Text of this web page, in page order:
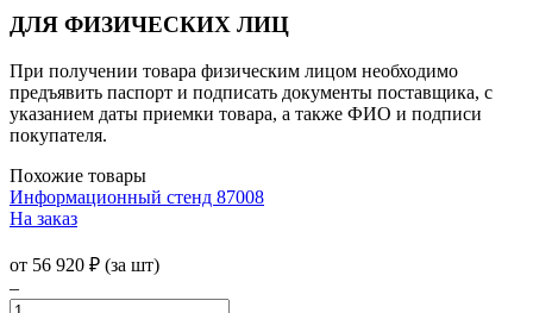
ДЛЯ ФИЗИЧЕСКИХ ЛИЦ
При получении товара физическим лицом необходимо
предъявить паспорт и подписать документы поставщика, с
указанием даты приемки товара, а также ФИО и подписи
покупателя.
Похожие товары
Информационный стенд 87008
На заказ
от 56 920 ₽ (за шт)
–